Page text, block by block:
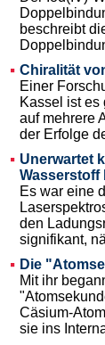
beschreibt
Chiralität
Einer
Kassel ist
auf mehrere
der Erfolge
Unerwartet
Wasserstoff
Es war eine
den
signifikant,
Die
Mit ihr
Cäsium-
sie ins